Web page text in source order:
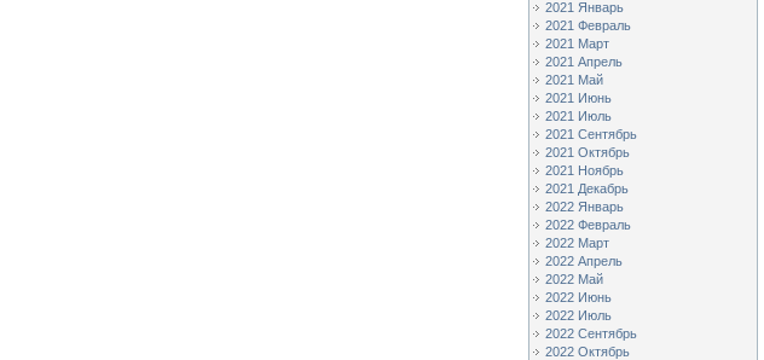
2021 Январь
2021 Февраль
2021 Март
2021 Апрель
2021 Май
2021 Июнь
2021 Июль
2021 Сентябрь
2021 Октябрь
2021 Ноябрь
2021 Декабрь
2022 Январь
2022 Февраль
2022 Март
2022 Апрель
2022 Май
2022 Июнь
2022 Июль
2022 Сентябрь
2022 Октябрь